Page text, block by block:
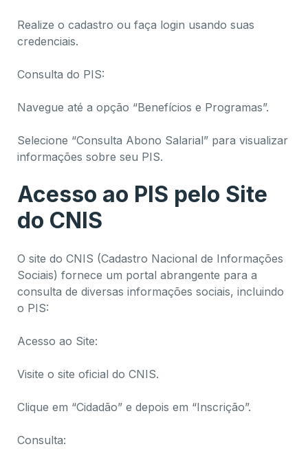
Realize o cadastro ou faça login usando suas
credenciais.
Consulta do PIS:
Navegue até a opção “Benefícios e Programas”.
Selecione “Consulta Abono Salarial” para visualizar
informações sobre seu PIS.
Acesso ao PIS pelo Site
do CNIS
O site do CNIS (Cadastro Nacional de Informações
Sociais) fornece um portal abrangente para a
consulta de diversas informações sociais, incluindo
o PIS:
Acesso ao Site:
Visite o site oficial do CNIS.
Clique em “Cidadão” e depois em “Inscrição”.
Consulta: